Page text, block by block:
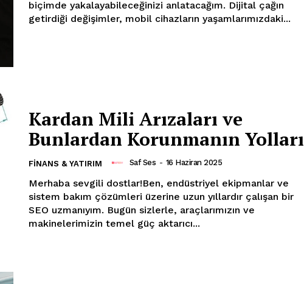
Gizlilik Politikası
Hesabım
İletişim
biçimde yakalayabileceğinizi anlatacağım. Dijital çağın
getirdiği değişimler, mobil cihazların yaşamlarımızdaki...
Kardan Mili Arızaları ve
Bunlardan Korunmanın Yolları
FINANS & YATIRIM Saf Ses - 16 Haziran 2025
Merhaba sevgili dostlar!Ben, endüstriyel ekipmanlar ve
sistem bakım çözümleri üzerine uzun yıllardır çalışan bir
SEO uzmanıyım. Bugün sizlerle, araçlarımızın ve
makinelerimizin temel güç aktarıcı...